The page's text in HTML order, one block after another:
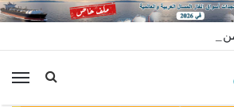
15% في شهر يوليو